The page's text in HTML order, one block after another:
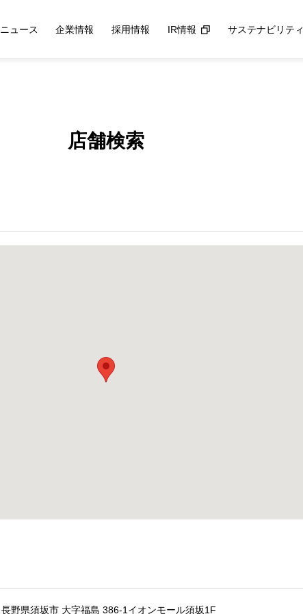
ニュース 企業情報 採用情報 IR情報 サステナビリティ
店舗検索
長野県須坂市 大字福島 386-1イオンモール須坂1F